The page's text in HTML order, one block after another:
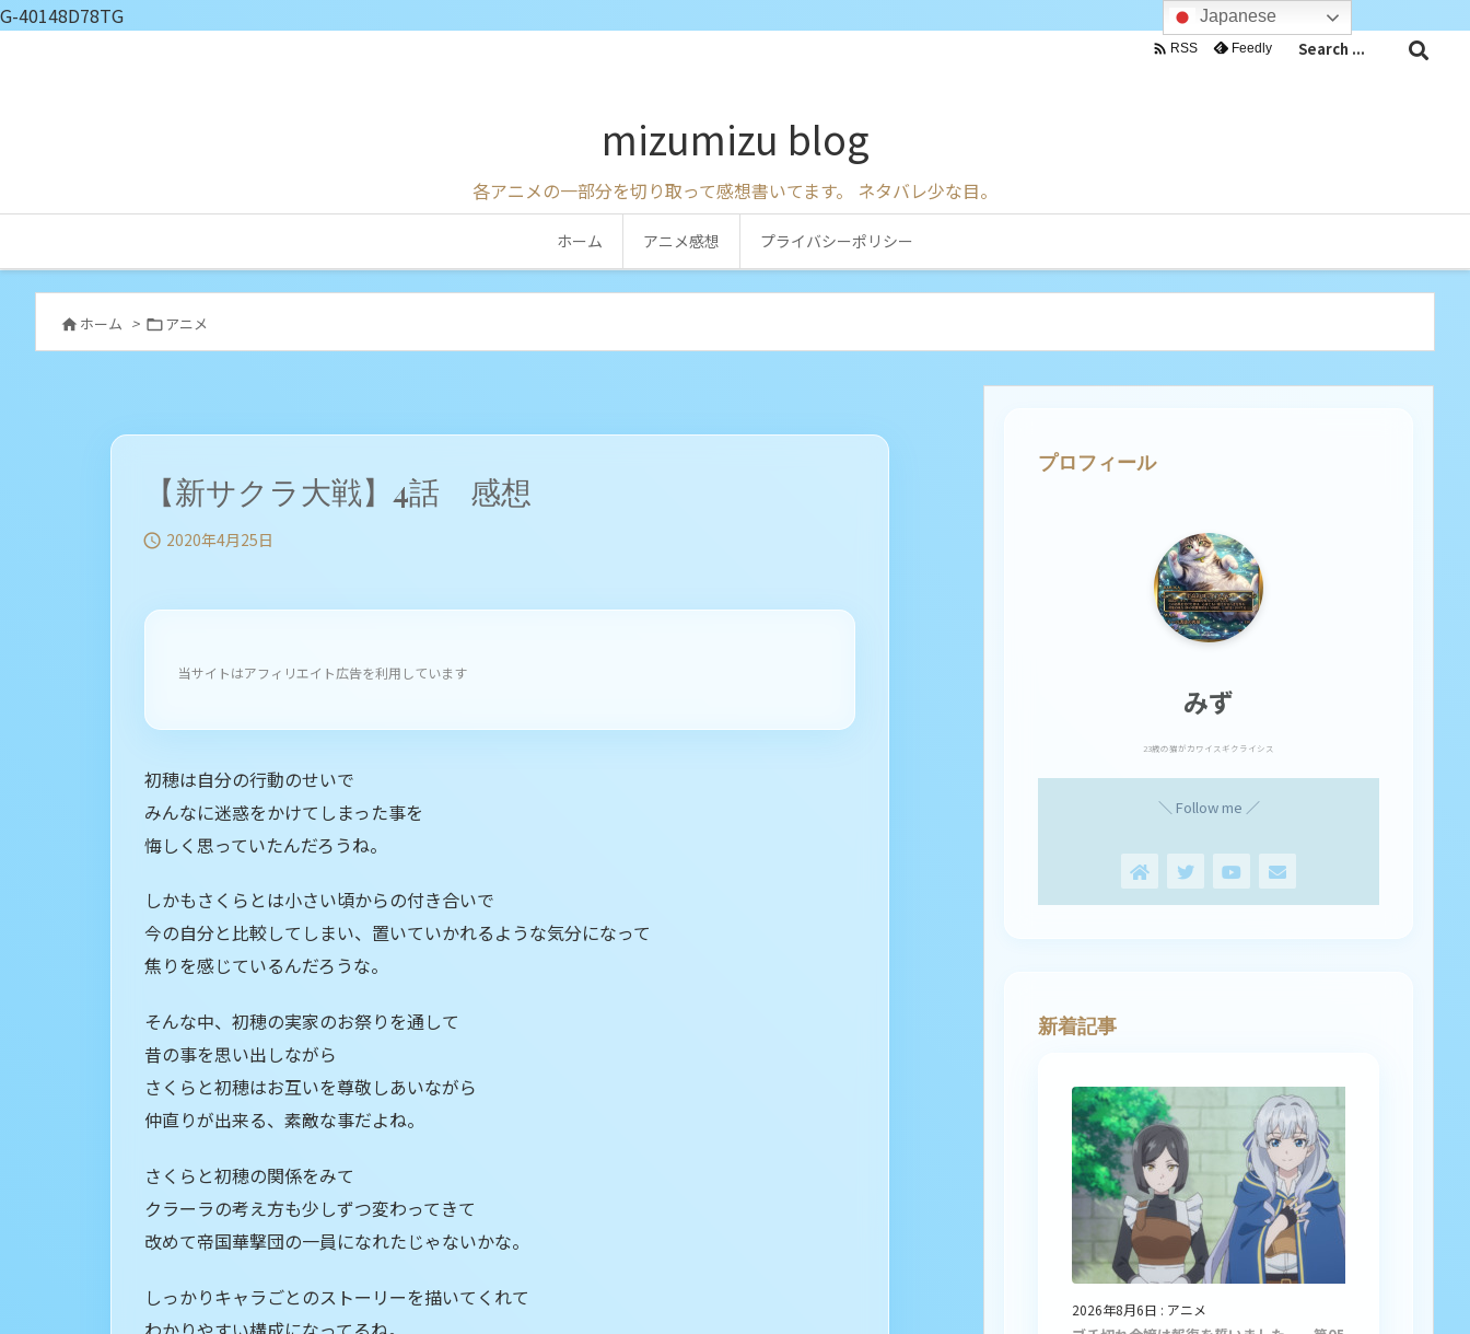
G-40148D78TG
mizumizu blog
各アニメの一部分を切り取って感想書いてます。 ネタバレ少な目。
ホーム アニメ感想 プライバシーポリシー
 RSS Feedly
 ホーム > アニメ
【新サクラ大戦】4話 感想
 2020年4月25日
当サイトはアフィリエイト広告を利用しています
初穂は自分の行動のせいで
みんなに迷惑をかけてしまった事を
悔しく思っていたんだろうね。
しかもさくらとは小さい頃からの付き合いで
今の自分と比較してしまい、置いていかれるような気分になって
焦りを感じているんだろうな。
そんな中、初穂の実家のお祭りを通して
昔の事を思い出しながら
さくらと初穂はお互いを尊敬しあいながら
仲直りが出来る、素敵な事だよね。
さくらと初穂の関係をみて
クラーラの考え方も少しずつ変わってきて
改めて帝国華撃団の一員になれたじゃないかな。
しっかりキャラごとのストーリーを描いてくれて
プロフィール
みず
23歳の猫がカワイスギクライシス
＼ Follow me ／
新着記事
2026年8月6日 : アニメ
Japanese